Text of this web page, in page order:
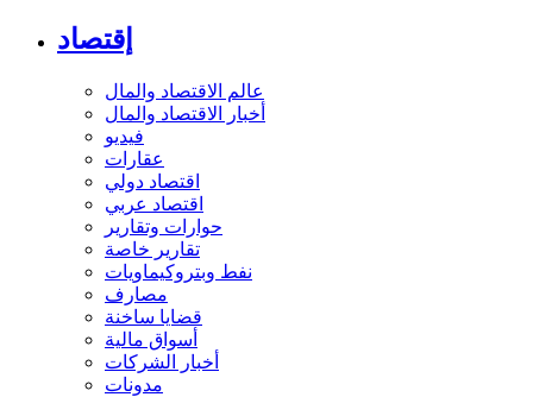
إقتصاد
عالم الاقتصاد والمال
أخبار الاقتصاد والمال
فيديو
عقارات
اقتصاد دولي
اقتصاد عربي
حوارات وتقارير
تقارير خاصة
نفط وبتروكيماويات
مصارف
قضايا ساخنة
أسواق مالية
أخبار الشركات
مدونات